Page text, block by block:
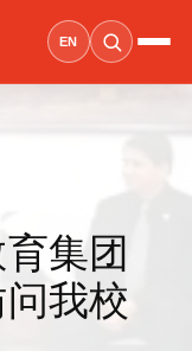
EN
集团
我校